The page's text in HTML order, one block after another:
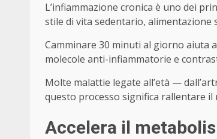
L’infiammazione cronica è uno dei
stile di vita sedentario,
Camminare 30 minuti al giorno aiuta
molecole anti-infiammatorie e
Molte malattie legate all’età —
questo processo significa rallentare il
Accelera il